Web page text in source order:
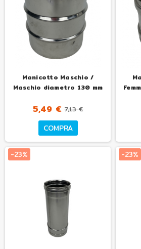
Manicotto Maschio /
Maschio diametro 130 mm
5,49 € 7,13 €
COMPRA
-23% -23%